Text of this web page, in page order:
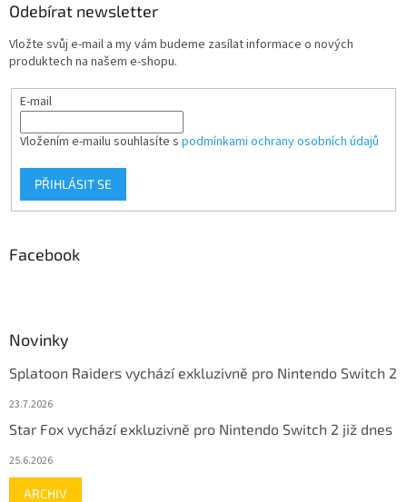
Odebírat newsletter
Vložte svůj e-mail a my vám budeme zasílat informace o nových
produktech na našem e-shopu.
E-mail
Vložením e-mailu souhlasíte s podmínkami ochrany osobních údajů
PŘIHLÁSIT SE
Facebook
Novinky
Splatoon Raiders vychází exkluzivně pro Nintendo Switch 2
23.7.2026
Star Fox vychází exkluzivně pro Nintendo Switch 2 již dnes
25.6.2026
ARCHIV